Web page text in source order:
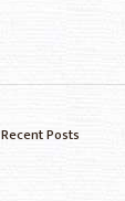
Recent Posts